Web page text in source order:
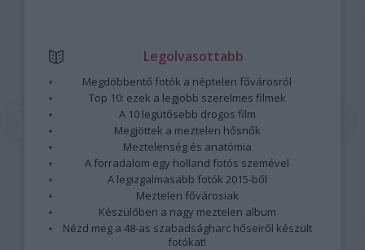
Legolvasottabb
Megdöbbentő fotók a néptelen fővárosról
Top 10: ezek a legjobb szerelmes filmek
A 10 legütősebb drogos film
Megjöttek a meztelen hősnők
Meztelenség és anatómia
A forradalom egy holland fotós szemével
A legizgalmasabb fotók 2015-ből
Meztelen fővárosiak
Készülőben a nagy meztelen album
Nézd meg a 48-as szabadságharc hőseiről készült
fotókat!